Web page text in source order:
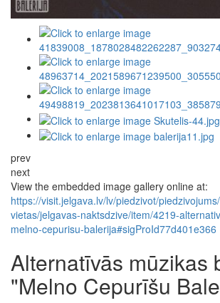
prev
next
View the embedded image gallery online at:
https://visit.jelgava.lv/lv/piedzivot/
vietas/jelgavas-naktsdzive/item/4219-
melno-cepurisu-balerija#sigProId77d401e366
Alternatīvās mūzikas
"Melno Cepurīšu